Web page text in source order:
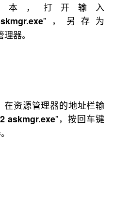
，打开输入
”，另存为
器。
资源管理器的地址栏输
askmgr.exe”，按回车键